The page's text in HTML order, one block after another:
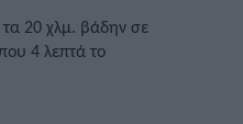
τα 20 χλμ. βάδην σε
4 λεπτά το